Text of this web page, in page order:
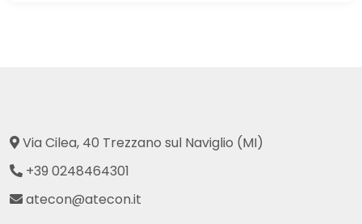
Via Cilea, 40 Trezzano sul Naviglio (MI)
+39 0248464301
atecon@atecon.it